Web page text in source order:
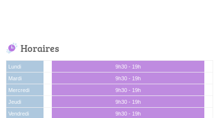
Horaires
Lundi
9h30 - 19h
Mardi
9h30 - 19h
Mercredi
9h30 - 19h
Jeudi
9h30 - 19h
Vendredi
9h30 - 19h